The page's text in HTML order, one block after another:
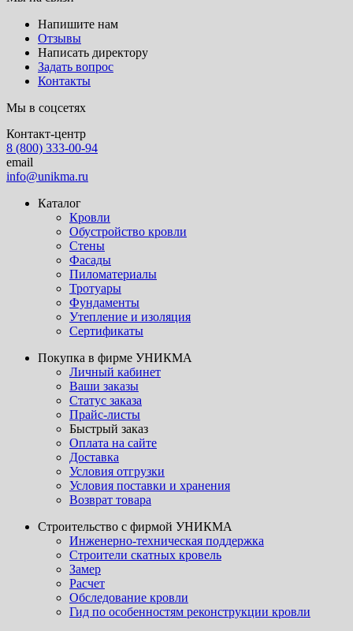
Напишите нам
Отзывы
Написать директору
Задать вопрос
Контакты
Мы в соцсетях
Контакт-центр
8 (800) 333-00-94
email
info@unikma.ru
Каталог
Кровли
Обустройство кровли
Стены
Фасады
Пиломатериалы
Тротуары
Фундаменты
Утепление и изоляция
Сертификаты
Покупка в фирме УНИКМА
Личный кабинет
Ваши заказы
Статус заказа
Прайс-листы
Быстрый заказ
Оплата на сайте
Доставка
Условия отгрузки
Условия поставки и хранения
Возврат товара
Строительство с фирмой УНИКМА
Инженерно-техническая поддержка
Строители скатных кровель
Замер
Расчет
Обследование кровли
Гид по особенностям реконструкции кровли